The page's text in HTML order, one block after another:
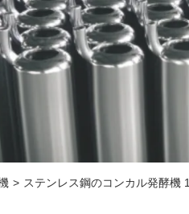
> ステンレス鋼のコンカル発酵機